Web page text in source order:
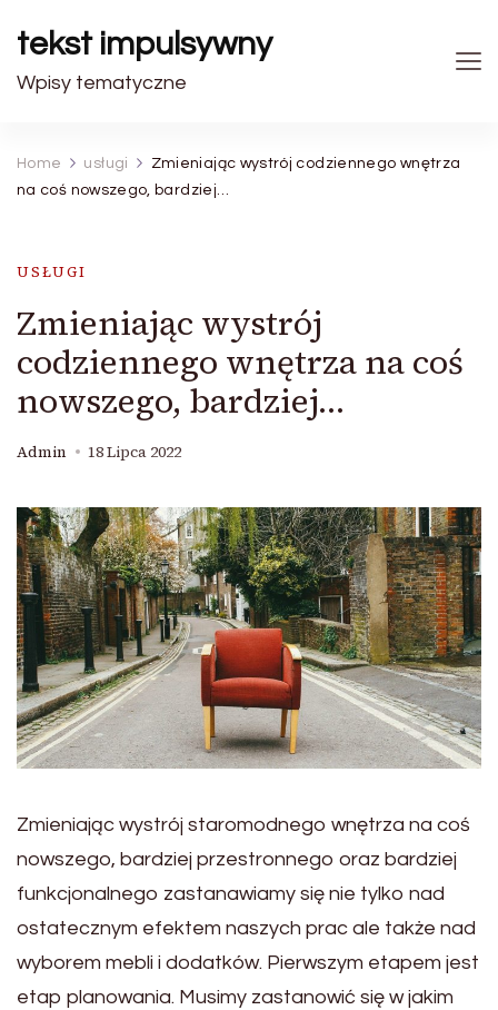
tekst impulsywny
Wpisy tematyczne
Home usługi
Zmieniając wystrój codziennego wnętrza
na coś nowszego, bardziej…
USŁUGI
Zmieniając wystrój
codziennego wnętrza na coś
nowszego, bardziej…
Admin 18 Lipca 2022
Zmieniając wystrój staromodnego wnętrza na coś
nowszego, bardziej przestronnego oraz bardziej
funkcjonalnego zastanawiamy się nie tylko nad
ostatecznym efektem naszych prac ale także nad
wyborem mebli i dodatków. Pierwszym etapem jest
etap planowania. Musimy zastanowić się w jakim